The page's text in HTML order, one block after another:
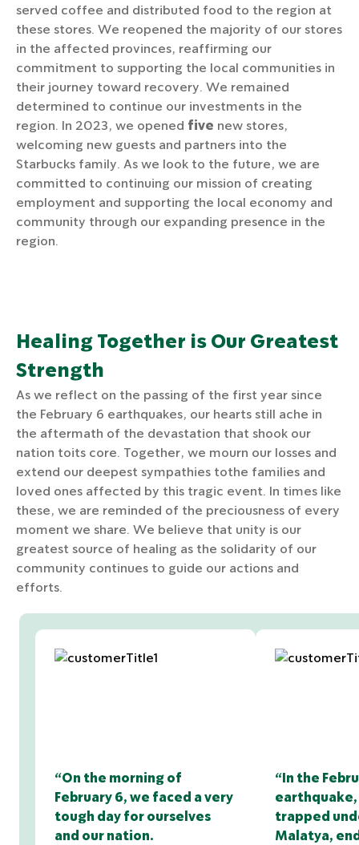
served coffee and distributed food to the region at
these stores. We reopened the majority of our stores
in the affected provinces, reaffirming our
commitment to supporting the local communities in
their journey toward recovery. We remained
determined to continue our investments in the
region. In 2023, we opened five new stores,
welcoming new guests and partners into the
Starbucks family. As we look to the future, we are
committed to continuing our mission of creating
employment and supporting the local economy and
community through our expanding presence in the
region.
Healing Together is Our Greatest
Strength
As we reflect on the passing of the first year since
the February 6 earthquakes, our hearts still ache in
the aftermath of the devastation that shook our
nation toits core. Together, we mourn our losses and
extend our deepest sympathies tothe families and
loved ones affected by this tragic event. In times like
these, we are reminded of the preciousness of every
moment we share. We believe that unity is our
greatest source of healing as the solidarity of our
community continues to guide our actions and
efforts.
“On the morning of
February 6, we faced a very
tough day for ourselves
and our nation.
“In the
trapped
Malatya,